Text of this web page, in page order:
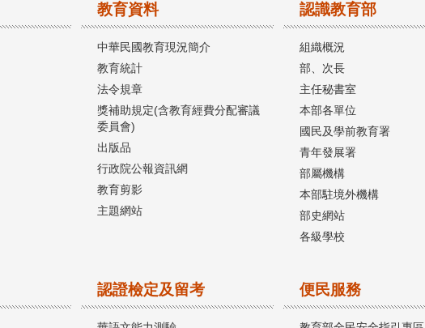
教育資料
中華民國教育現況簡介
教育統計
法令規章
獎補助規定(含教育經費分配審議
委員會)
出版品
行政院公報資訊網
教育剪影
主題網站
認識教育部
組織概況
部、次長
主任秘書室
本部各單位
國民及學前教育署
青年發展署
部屬機構
本部駐境外機構
部史網站
各級學校
認證檢定及留考 便民服務